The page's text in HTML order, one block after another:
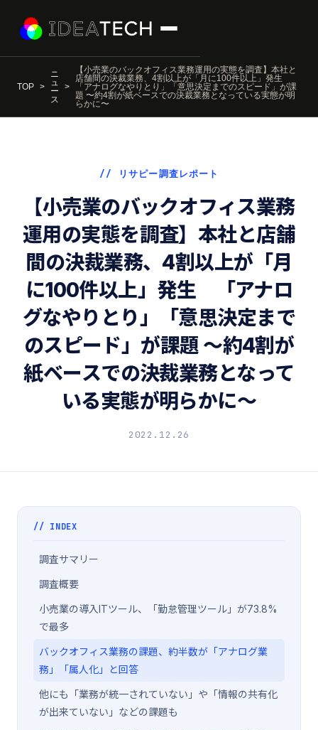
TOP
ニ
ュ
ー
ス
【小売業のバックオフィス業務運用の実態を調査】本社と
店舗間の決裁業務、4割以上が「月に100件以上」発生
「アナログなやりとり」「意思決定までのスピード」が課
題 〜約4割が紙ベースでの決裁業務となっている実態が明
らかに〜
// リサピー調査レポート
【小売業のバックオフィス業務
運用の実態を調査】本社と店舗
間の決裁業務、4割以上が「月
に100件以上」発生 「アナロ
グなやりとり」「意思決定まで
のスピード」が課題 〜約4割が
紙ベースでの決裁業務となって
いる実態が明らかに〜
2022.12.26
// INDEX
調査サマリー
調査概要
小売業の導入ITツール、「勤怠管理ツール」が73.8%
で最多
バックオフィス業務の課題、約半数が「アナログ業
務」「属人化」と回答
他にも「業務が統一されていない」や「情報の共有化
が出来ていない」などの課題も